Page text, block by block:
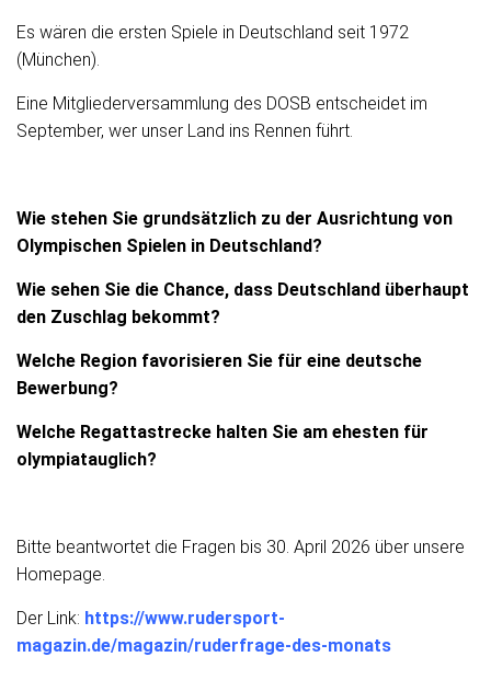
Es wären die ersten Spiele in Deutschland seit 1972
(München).
Eine Mitgliederversammlung des DOSB entscheidet im
September, wer unser Land ins Rennen führt.
Wie stehen Sie grundsätzlich zu der Ausrichtung von
Olympischen Spielen in Deutschland?
Wie sehen Sie die Chance, dass Deutschland überhaupt
den Zuschlag bekommt?
Welche Region favorisieren Sie für eine deutsche
Bewerbung?
Welche Regattastrecke halten Sie am ehesten für
olympiatauglich?
Bitte beantwortet die Fragen bis 30. April 2026 über unsere
Homepage.
Der Link: https://www.rudersport-
magazin.de/magazin/ruderfrage-des-monats